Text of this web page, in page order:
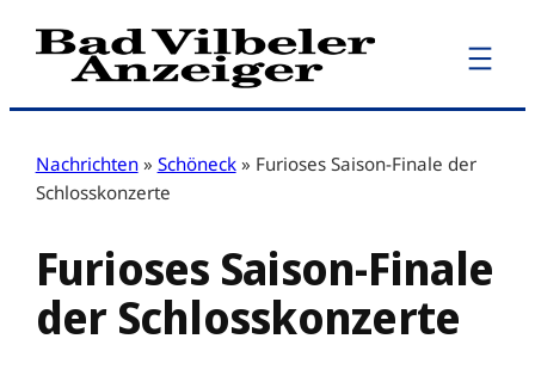
Zum
Inhalt
Nachrichten » Schöneck » Furioses Saison-Finale der
Schlosskonzerte
Furioses Saison-Finale
der Schlosskonzerte